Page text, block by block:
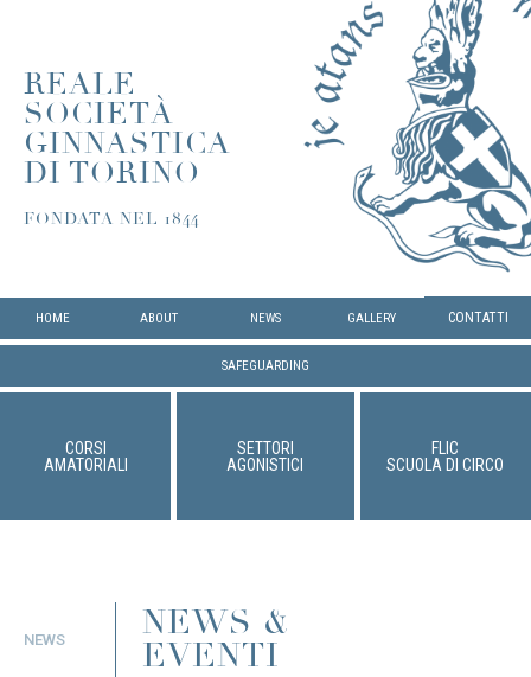
REALE
SOCIETÀ
GINNASTICA
DI TORINO
FONDATA NEL 1844
HOME ABOUT NEWS GALLERY CONTATTI
SAFEGUARDING
CORSI
AMATORIALI
SETTORI
AGONISTICI
FLIC
SCUOLA DI CIRCO
NEWS
NEWS &
EVENTI